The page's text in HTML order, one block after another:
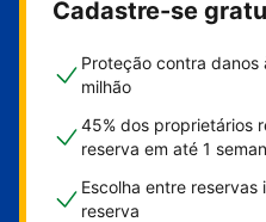
Cadastre-se
Proteção contra danos
milhão
45% dos proprietários
reserva em até 1
Escolha entre
reserva